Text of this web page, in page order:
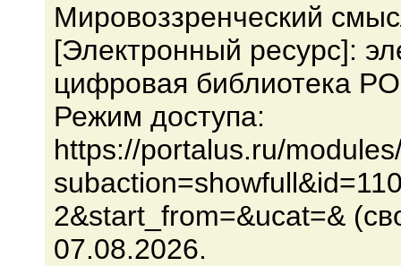
Мировоззренческий
[Электронный ресурс]:
цифровая библиотека
Режим доступа:
https://portalus.ru/
2&start_from=&ucat=&
07.08.2026.